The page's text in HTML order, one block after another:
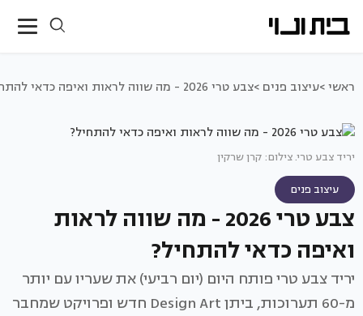
ראשי >עיצוב פנים >צבע טרי 2026 - מה שווה לראות ואיפה כדאי להתחיל?
יריד צבע טרי. צילום: קרן שרקין
עיצוב פנים
צבע טרי 2026 - מה שווה לראות
ואיפה כדאי להתחיל?
יריד צבע טרי פותח היום (יום רביעי) את שעריו עם יותר
מ-60 תערוכות, ביתן Design Art חדש ופרויקט שמחבר